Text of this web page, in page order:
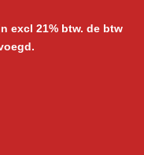
excl 21% btw. de btw